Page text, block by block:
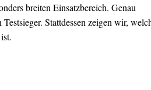
breiten Einsatzbereich. Genau
Stattdessen zeigen wir,